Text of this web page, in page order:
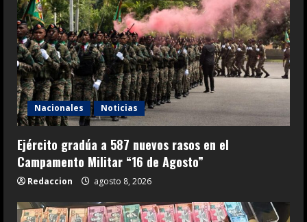
Nacionales Noticias
Ejército gradúa a 587 nuevos rasos en el
Campamento Militar “16 de Agosto”
Redaccion agosto 8, 2026